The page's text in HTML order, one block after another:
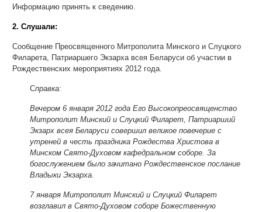
Информацию принять к сведению.
2. Слушали:
Сообщение Преосвященного Митрополита Минского и Слуцкого
Филарета, Патриаршего Экзарха всея Беларуси об участии в
Рождественских мероприятиях 2012 года.
Справка:
Вечером 6 января 2012 года Его Высокопреосвященство
Митрополит Минский и Слуцкий Филарет, Патриарший
Экзарх всея Беларуси совершил великое повечерие с
утреней в честь праздника Рождества Христова в
Минском Свято-Духовом кафедральном соборе. За
богослужением было зачитано Рождественское послание
Владыки Экзарха.
7 января Митрополит Минский и Слуцкий Филарет
возглавил в Свято-Духовом соборе Божественную